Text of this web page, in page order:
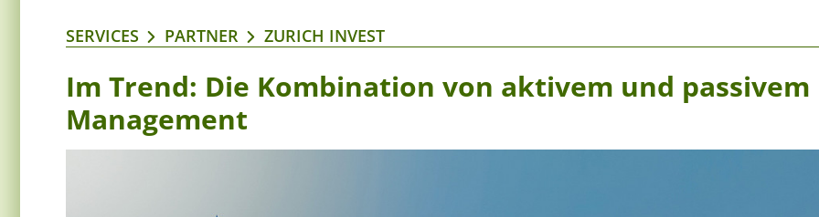
SERVICES PARTNER ZURICH INVEST
Im Trend: Die Kombination von aktivem und passivem
Management